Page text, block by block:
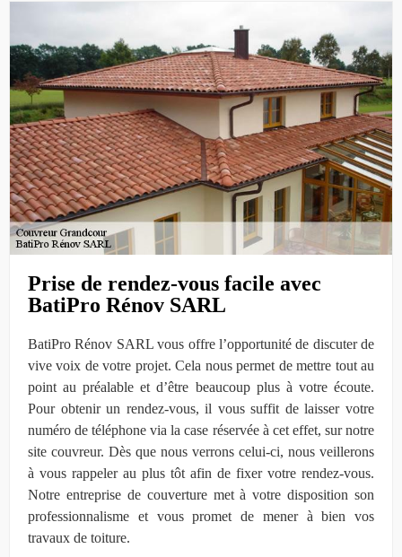
Prise de rendez-vous facile avec
BatiPro Rénov SARL
BatiPro Rénov SARL vous offre l’opportunité de discuter de
vive voix de votre projet. Cela nous permet de mettre tout au
point au préalable et d’être beaucoup plus à votre écoute.
Pour obtenir un rendez-vous, il vous suffit de laisser votre
numéro de téléphone via la case réservée à cet effet, sur notre
site couvreur. Dès que nous verrons celui-ci, nous veillerons
à vous rappeler au plus tôt afin de fixer votre rendez-vous.
Notre entreprise de couverture met à votre disposition son
professionnalisme et vous promet de mener à bien vos
travaux de toiture.